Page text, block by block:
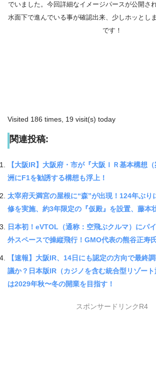
でいました。今回詳細なイメージパースが公開さ
水面下で進んでいる事が確認出来、少しホッとし
です！
Visited 186 times, 19 visit(s) today
関連投稿:
【大阪IR】大阪府・市が『大阪ＩＲ基本構想
洲にF1を勧誘する構想も浮上！
太宰府天満宮の屋根に“森”が出現！124年ぶり
修を実施、約3年限定の『仮殿』を設置、藤本
日本初！eVTOL（通称：空飛ぶクルマ）にパ
外スペースで操縦飛行！GMO代表の熊谷正寿
【速報】大阪IR、14日にも認定の方向で最終
議か？日本版IR（カジノを含む統合型リゾー
は2029年秋〜冬の開業を目指す！
スポンサードリンクR4